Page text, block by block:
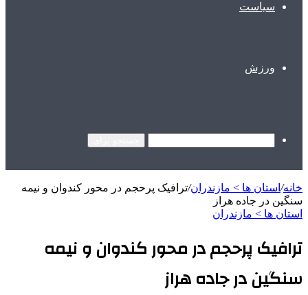
سیاست
ورزش
خانه/ استان ها > مازندران/ترافیک پرحجم در محور کندوان و نیمه
سنگین در جاده هراز
استان ها > مازندران
ترافیک پرحجم در محور کندوان و نیمه
سنگین در جاده هراز